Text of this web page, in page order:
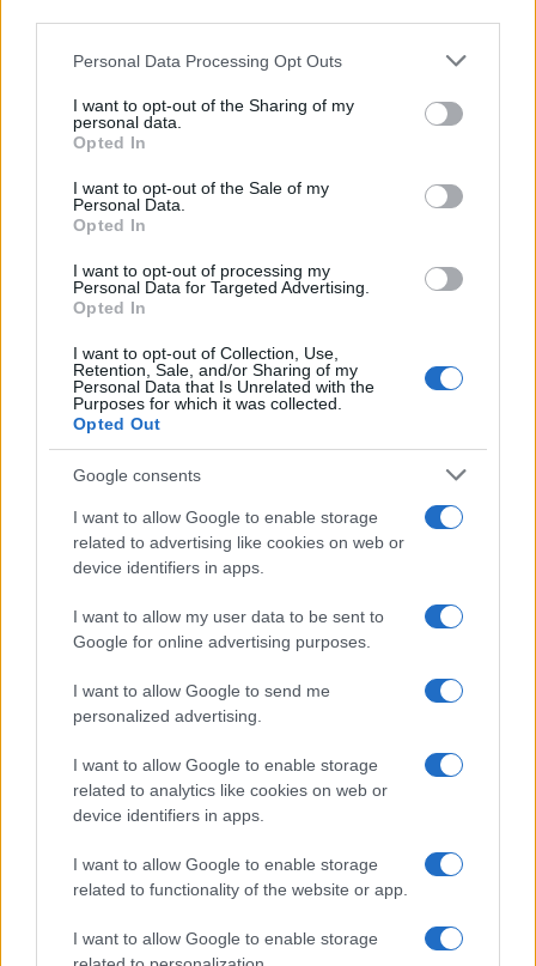
Please note that this website/app uses one or more Google
not limited to your visit or usage behaviour. You may click to
grant or deny consent to Google and its third-party tags to
use your data for below specified purposes in below Google
consent section.
Personal Data Processing Opt Outs
I want to opt-out of the Sharing of my
personal data.
Opted In
I want to opt-out of the Sale of my
Personal Data.
Opted In
I want to opt-out of processing my
Personal Data for Targeted Advertising.
Opted In
I want to opt-out of Collection, Use,
Retention, Sale, and/or Sharing of my
Personal Data that Is Unrelated with the
Purposes for which it was collected.
Opted Out
Google consents
I want to allow Google to enable storage
related to advertising like cookies on web or
device identifiers in apps.
I want to allow my user data to be sent to
Google for online advertising purposes.
I want to allow Google to send me
personalized advertising.
I want to allow Google to enable storage
related to analytics like cookies on web or
device identifiers in apps.
I want to allow Google to enable storage
related to functionality of the website or app.
I want to allow Google to enable storage
Puoi abbonarti asoli € 1,10 al mese
cliccandoqui
Sei già abbonato?
Puoi effettuare l'accesso andando nella
sezione Login
Via Redipuglia
i tuoi video e le tue foto
Su WhatsApp al numero +39
345 356 7512
Notizie in tempo reale?
GalluraOggi.it
Ricevi le nostre ultime news
daGoogle News